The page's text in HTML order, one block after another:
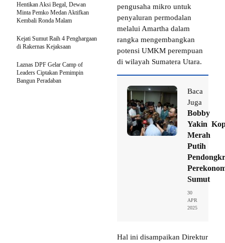
pengusaha mikro untuk
penyaluran permodalan
melalui Amartha dalam
rangka mengembangkan
potensi UMKM perempuan
di wilayah Sumatera Utara.
Baca
Juga
Bobby
Yakin
Merah
Putih
Sumut
30
APR
2025
Hal ini disampaikan Direktur
Hentikan Aksi Begal, Dewan
Minta Pemko Medan Aktifkan
Kembali Ronda Malam
Kejati Sumut Raih 4 Penghargaan
di Rakernas Kejaksaan
Laznas DPF Gelar Camp of
Leaders Ciptakan Pemimpin
Bangun Peradaban